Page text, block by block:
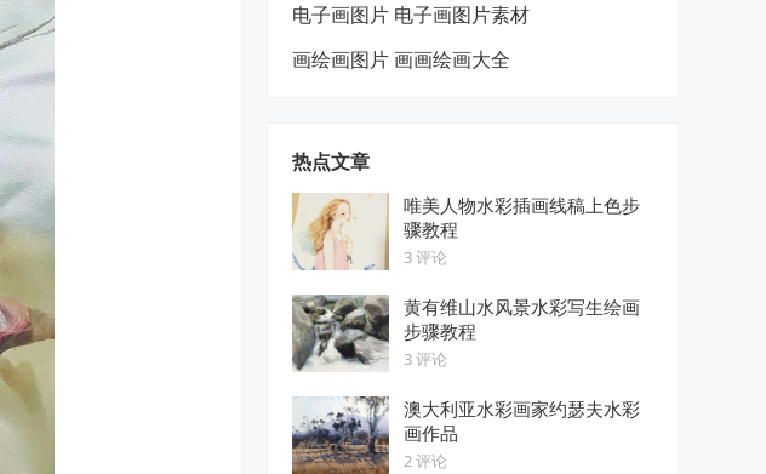
电子画图片 电子画图片素材
画绘画图片 画画绘画大全
热点文章
唯美人物水彩插画线稿上色步
骤教程
3 评论
黄有维山水风景水彩写生绘画
步骤教程
3 评论
澳大利亚水彩画家约瑟夫水彩
画作品
2 评论